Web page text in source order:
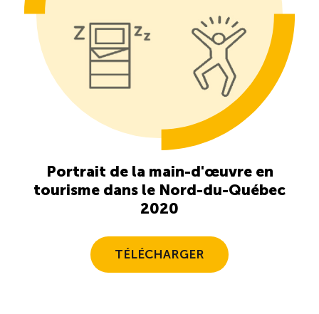
Programmes d’aide et subventions
Recrutement de travailleurs étrangers
Ressources
Compétences et formations
Nouvelles formations
Formation sur mesure
Portrait de la main-d'œuvre en
tourisme dans le Nord-du-Québec
2020
TÉLÉCHARGER